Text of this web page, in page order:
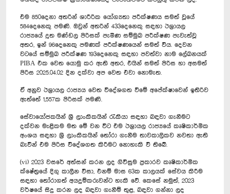
එම 850දෙනා අතරින් ශාරීරික යෝග්‍යතා පරීක්ෂණය සමත් වූයේ
584දෙනෙකු පමණි. ඔවුන් අතරින් 433දෙනෙකු සඳහා ඊශ්‍රායල
රාජ්‍යයේ දූත මණ්ඩල පිරිසක් පැමිණ සම්මුඛ පරීක්ෂණ පැවැත්වූ
අතර, ඉන් 96දෙනෙකු පමණක් පරීක්ෂණයෙන් සමත් විය. දෙවන
වටයේ සම්මුඛ පරීක්ෂණ 193දෙනෙකු සඳහා පවත්වා නාම ලේඛනයක්
PIBA එක වෙත යොමු කර ඇති අතර, එයින් සමත් පිරිස හා අසමත්
පිරිස 2025.04.02 දින දක්වා අප වෙත එවා නොමැත.
ඒ අනුව ඊශ්‍රායල රාජ්‍යය වෙත විදේශගත වීමේ අපේක්ෂාවෙන් ඉතිරිව
ඇත්තේ 1,557ක පිරිසක් පමණි.
සේවායෝජකයින් ශ්‍රී ලාංකිකයින් රැකියා සඳහා බඳවා ගැනීමට
දක්වන මැළිකම මත මේ වන විට එම ඊශ්‍රායල රාජ්‍යයේ කෘෂිකාර්මික
අංශය සඳහා ශ්‍රී ලාංකිකයින්‍ තෝරා ගැනීම තාවකාලිකව නවතා ඇති
බැවින් එම පිරිස විදේශගත කිරීමට නොහැකි වී තිබේ.
(vi) 2023 වසරේ අත්සන් කරන ලද ගිවිසුම ප්‍රකාරව කෘෂිකාර්මික
ක්ෂේත්‍රයේ දිගු කාලීන වීසා, එනම් මාස 63ක කාලයක් සේවය කිරීම
සඳහා තෝරාගත් අයදුම්කරුවන්ට හැකි වේ. කෙසේ නමුත්, 2023
වර්ෂයේ සිදු කරන ලද බඳවා ගැනීම් තුළ, බඳවා ගන්නා ලද